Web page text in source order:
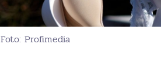
Foto: Profimedia